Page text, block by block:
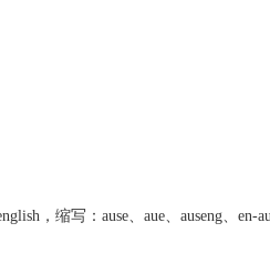
，缩写：ause、aue、auseng、